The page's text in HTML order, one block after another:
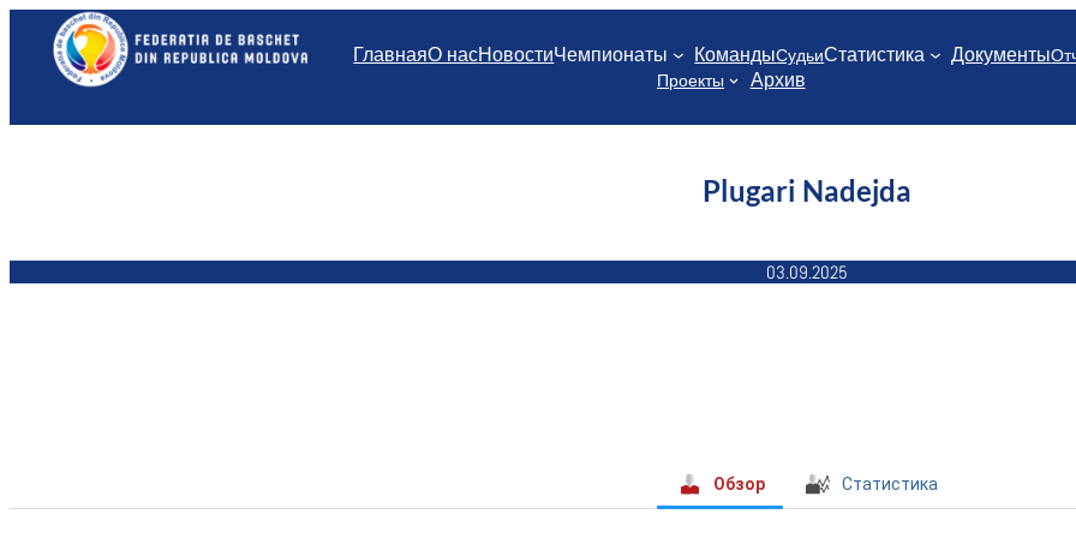
Перейти
содержимому
ГлавнаяО насНовостиЧемпионаты КомандыСудьиСтатистика Документы
Проекты
Архив
Plugari Nadejda
03.09.2025
Обзор Статистика